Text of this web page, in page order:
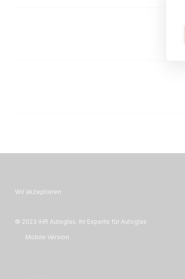
Wir akzeptieren
© 2023 IHR Autoglas. Ihr Experte für Autoglas
Mobile Version